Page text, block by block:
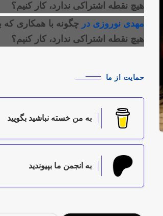
هیچ نقطه اشتراکی ندارد، کار کنیم؟
مهدی نوروزی در چگونه با همکاری که
هیچ نقطه اشتراکی ندارد، کار کنیم؟
حمایت از ما
به من خسته نباشید بگویید
به انجمن ما بپیوندید